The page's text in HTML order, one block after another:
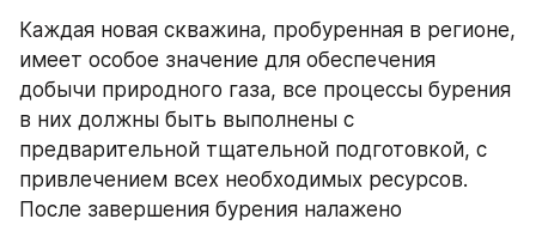
Каждая новая скважина, пробуренная в регионе,
имеет особое значение для обеспечения
добычи природного газа, все процессы бурения
в них должны быть выполнены с
предварительной тщательной подготовкой, с
привлечением всех необходимых ресурсов.
После завершения бурения налажено